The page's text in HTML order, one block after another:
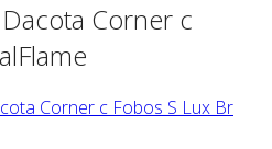
Corner c
Corner c Fobos S Lux Br